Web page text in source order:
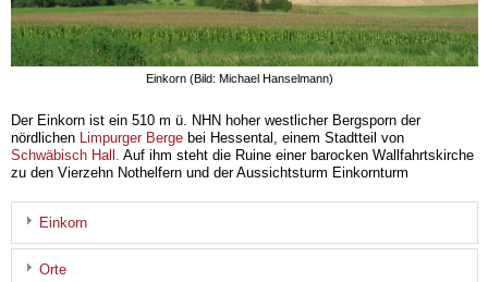
Einkorn (Bild: Michael Hanselmann)
Der Einkorn ist ein 510 m ü. NHN hoher westlicher Bergsporn der
nördlichen Limpurger Berge bei Hessental, einem Stadtteil von
Schwäbisch Hall. Auf ihm steht die Ruine einer barocken Wallfahrtskirche
zu den Vierzehn Nothelfern und der Aussichtsturm Einkornturm
Einkorn
Orte